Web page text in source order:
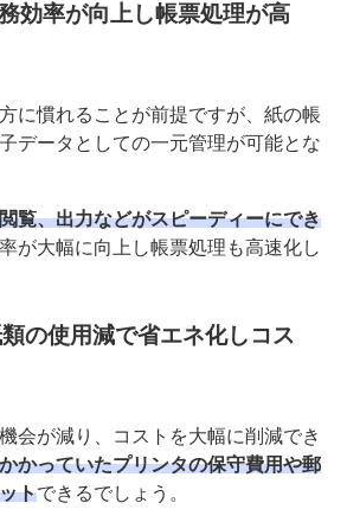
効率が向上し帳票処理が高
に慣れることが前提ですが、紙の帳
データとしての一元管理が可能とな
覧、出力などがスピーディーにでき
が大幅に向上し帳票処理も高速化し
の使用減で省エネ化しコス
会が減り、コストを大幅に削減でき
かっていたプリンタの保守費用や郵
トできるでしょう。